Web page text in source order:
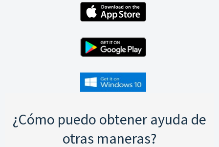
¿Cómo puedo obtener ayuda de
otras maneras?